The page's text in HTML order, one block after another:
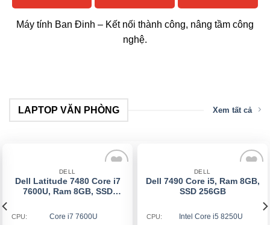
Máy tính Ban Đinh – Kết nối thành công, nâng tầm công
nghệ.
LAPTOP VĂN PHÒNG Xem tất cả
Add
to
DELL
Dell Latitude 7480 Core i7
7600U, Ram 8GB, SSD
CPU: Core i7 7600U
Add
DELL
Dell 7490 Core i5, Ram 8GB,
SSD 256GB
CPU: Intel Core i5 8250U